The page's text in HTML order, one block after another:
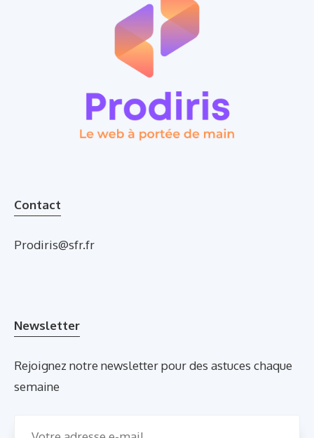
Contact
Prodiris@sfr.fr
Newsletter
Rejoignez notre newsletter pour des astuces chaque
semaine